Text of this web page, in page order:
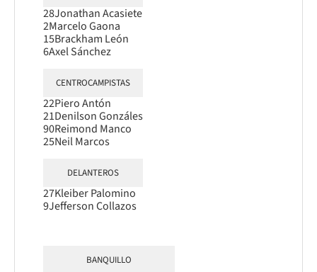
28Jonathan Acasiete
2Marcelo Gaona
15Brackham León
6Axel Sánchez
CENTROCAMPISTAS
22Piero Antón
21Denilson Gonzáles
90Reimond Manco
25Neil Marcos
DELANTEROS
27Kleiber Palomino
9Jefferson Collazos
BANQUILLO